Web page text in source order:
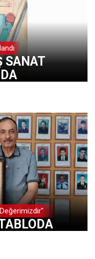
SANAT